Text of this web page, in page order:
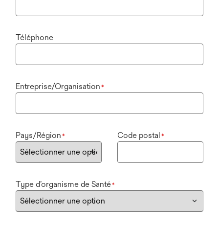
Téléphone
Entreprise/Organisation *
Pays/Région * Code postal *
Type d’organisme de Santé*